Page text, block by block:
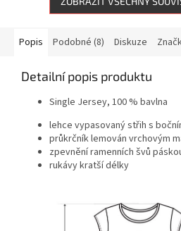
Popis Podobné (8) Diskuze
Detailní popis produktu
Single Jersey, 100 % bavlna
lehce vypasovaný střih s
průkrčník lemován vrchovým
zpevnění ramenních švů
rukávy kratší délky